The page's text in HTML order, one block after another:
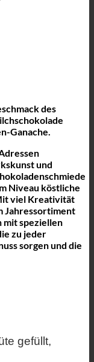
des
Ganache.
und
Niveau köstliche
viel Kreativität
Jahressortiment
mit speziellen
zu jeder
sorgen und die
gefüllt,